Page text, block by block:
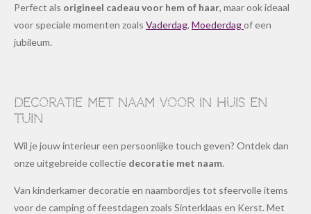
Perfect als origineel cadeau voor hem of haar, maar ook ideaal
voor speciale momenten zoals Vaderdag, Moederdagof een
jubileum.
Decoratie met naam voor in huis en
tuin
Wil je jouw interieur een persoonlijke touch geven? Ontdek dan
onze uitgebreide collectie decoratie met naam.
Van kinderkamer decoratie en naambordjes tot sfeervolle items
voor de camping of feestdagen zoals Sinterklaas en Kerst. Met